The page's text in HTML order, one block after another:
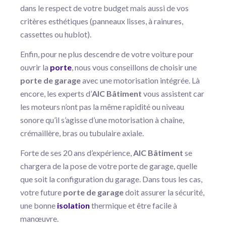
dans le respect de votre budget mais aussi de vos
critères esthétiques (panneaux lisses, à rainures,
cassettes ou hublot).
Enfin, pour ne plus descendre de votre voiture pour
ouvrir la porte, nous vous conseillons de choisir une
porte de garageavec une motorisation intégrée. Là
encore, les experts d’AIC Bâtiment vous assistent car
les moteurs n’ont pas la même rapidité ou niveau
sonore qu’il s’agisse d’une motorisation à chaîne,
crémaillère, bras ou tubulaire axiale.
Forte de ses 20 ans d’expérience,AIC Bâtiment se
chargera de la pose de votre porte de garage, quelle
que soit la configuration du garage. Dans tous les cas,
votre future porte de garagedoit assurer la sécurité,
une bonne isolation thermique et être facile à
manœuvre.